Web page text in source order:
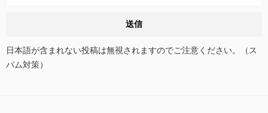
日本語が含まれない投稿は無視されますのでご注意ください。（ス
パム対策）